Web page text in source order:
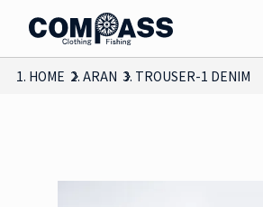
HOME ARAN TROUSER-1 DENIM